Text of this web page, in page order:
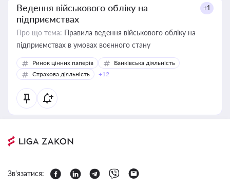
Ведення військового обліку на
підприємствах
+1
Про що тема: Правила ведення військового обліку на
підприємствах в умовах воєнного стану
Ринок цінних паперів
Банківська діяльність
Страхова діяльність
+12
Зв'язатися: